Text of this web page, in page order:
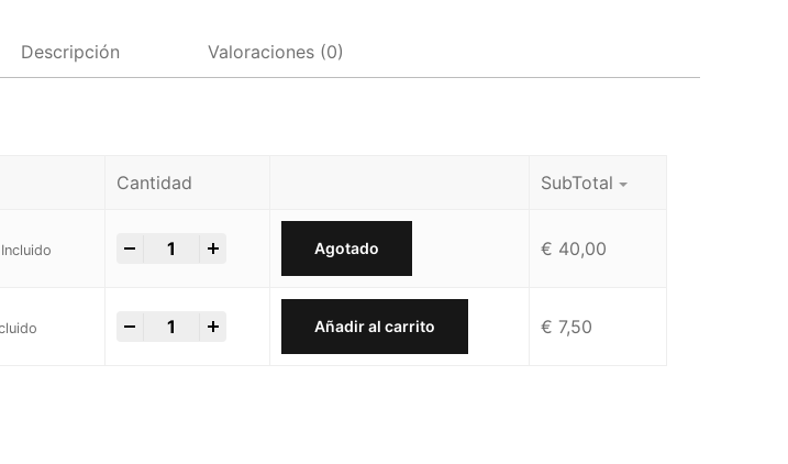
Descripción Valoraciones (0)
Cantidad SubTotal
Agotado € 40,00
Añadir al carrito € 7,50